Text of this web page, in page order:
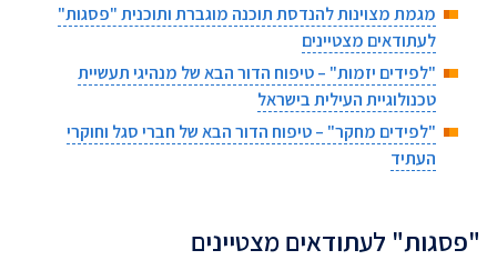
מגמת מצוינות להנדסת תוכנה מוגברת ותוכנית "פסגות"
לעתודאים מצטיינים
"לפידים יזמות" – טיפוח הדור הבא של מנהיגי תעשיית
טכנולוגיית העילית בישראל
"לפידים מחקר" – טיפוח הדור הבא של חברי סגל וחוקרי
העתיד
"פסגות" לעתודאים מצטיינים